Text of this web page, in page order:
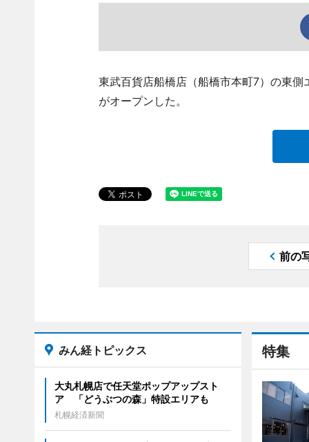
東武百貨店船橋店（船橋市本町7）の東
がオープンした。
前の
特集
みん経トピックス
大丸札幌店で任天堂ポップアップスト
ア 「どうぶつの森」特設エリアも
札幌経済新聞